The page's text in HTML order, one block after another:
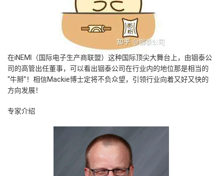
在iNEMI（国际电子生产商联盟）这种国际顶尖大舞台上，由铟泰公
司的高管出任董事，可以看出铟泰公司在行业内的地位那是相当的
“牛掰”！相信Mackie博士定将不负众望，引领行业向着又好又快的
方向发展！
专家介绍